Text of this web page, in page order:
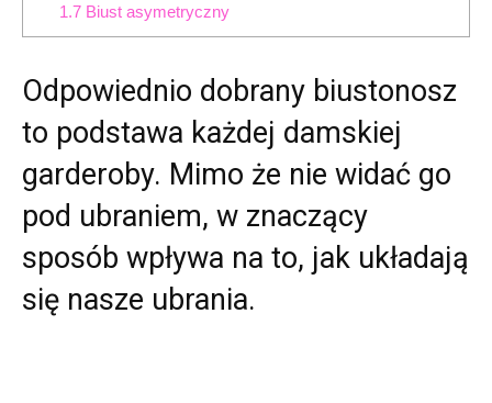
1.7Biust asymetryczny
Odpowiednio dobrany biustonosz
to podstawa każdej damskiej
garderoby. Mimo że nie widać go
pod ubraniem, w znaczący
sposób wpływa na to, jak układają
się nasze ubrania.